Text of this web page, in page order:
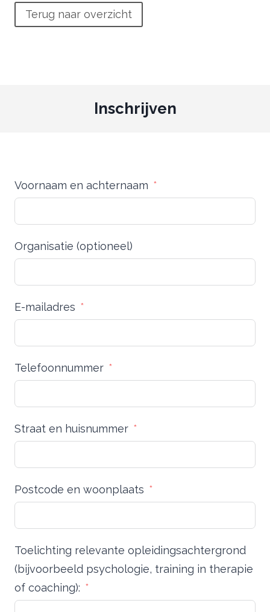
Terug naar overzicht
Inschrijven
Voornaam en achternaam
Organisatie (optioneel)
E-mailadres
Telefoonnummer
Straat en huisnummer
Postcode en woonplaats
Toelichting relevante opleidingsachtergrond
(bijvoorbeeld psychologie, training in therapie
of coaching):